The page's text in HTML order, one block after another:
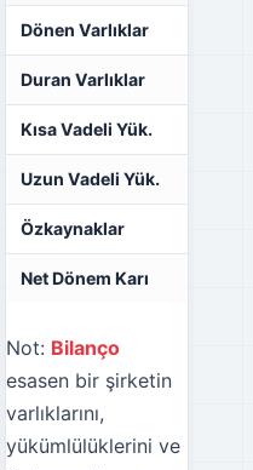
Dönen Varlıklar
Duran Varlıklar
Kısa Vadeli Yük.
Uzun Vadeli Yük.
Özkaynaklar
Net Dönem Karı
Not: Bilanço
esasen bir şirketin
varlıklarını,
yükümlülüklerini ve